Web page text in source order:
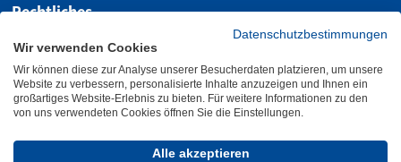
Rechtliches
Cookies
Barrierefreiheit
Übersicht Leichte Sprache Gebärdensprache
Letzte Aktualisierung 24.03.2025
Datenschutzbestimmungen
Wir verwenden Cookies
Wir können diese zur Analyse unserer Besucherdaten platzieren, um unsere
Website zu verbessern, personalisierte Inhalte anzuzeigen und Ihnen ein
großartiges Website-Erlebnis zu bieten. Für weitere Informationen zu den
von uns verwendeten Cookies öffnen Sie die Einstellungen.
Alle akzeptieren